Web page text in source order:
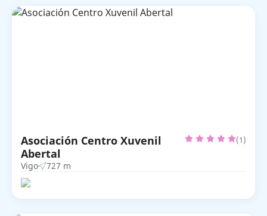
Asociación Centro Xuvenil
Abertal
(1)
Vigo 727 m